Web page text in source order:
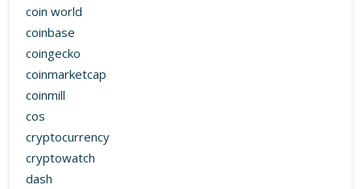
coin world
coinbase
coingecko
coinmarketcap
coinmill
cos
cryptocurrency
cryptowatch
dash